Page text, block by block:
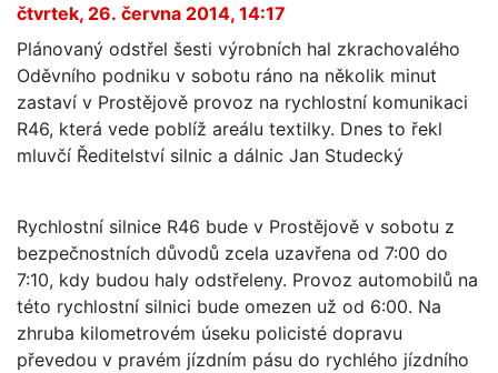
čtvrtek, 26. června 2014, 14:17
Plánovaný odstřel šesti výrobních hal zkrachovalého
Oděvního podniku v sobotu ráno na několik minut
zastaví v Prostějově provoz na rychlostní komunikaci
R46, která vede poblíž areálu textilky. Dnes to řekl
mluvčí Ředitelství silnic a dálnic Jan Studecký
Rychlostní silnice R46 bude v Prostějově v sobotu z
bezpečnostních důvodů zcela uzavřena od 7:00 do
7:10, kdy budou haly odstřeleny. Provoz automobilů na
této rychlostní silnici bude omezen už od 6:00. Na
zhruba kilometrovém úseku policisté dopravu
převedou v pravém jízdním pásu do rychlého jízdního